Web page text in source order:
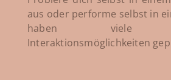
aus oder performe selbst in
haben viele
Interaktionsmöglichkeiten